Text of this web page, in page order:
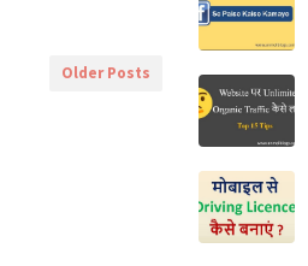
Older Posts